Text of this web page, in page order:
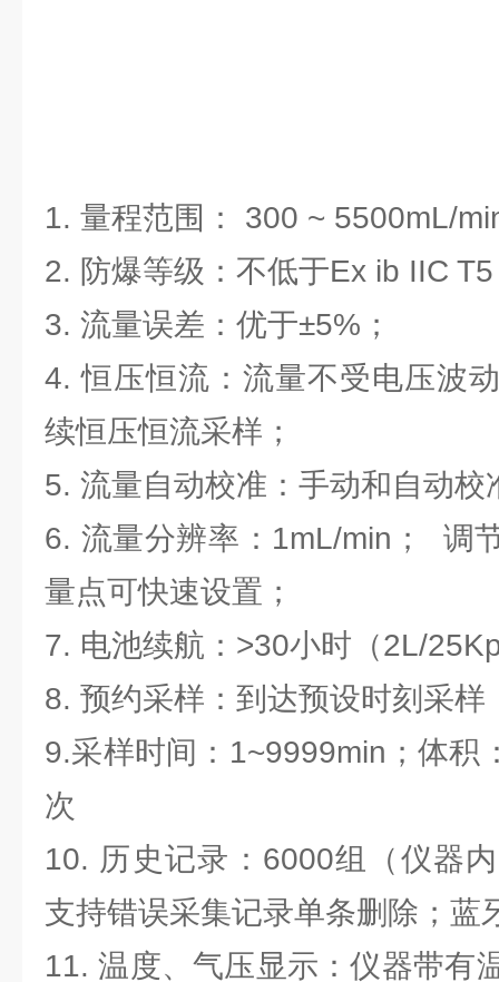
1. 量程范围： 300 ~ 5500mL/
2. 防爆等级：不低于Ex ib IIC
3. 流量误差：优于±5%；
4. 恒压恒流：流量不受电压波
续恒压恒流采样；
5. 流量自动校准：手动和自动校
6. 流量分辨率：1mL/min； 调
量点可快速设置；
7. 电池续航：>30小时（2L/
8. 预约采样：到达预设时刻采样
9.采样时间：1~9999min；体积
次
10. 历史记录：6000组（仪器
支持错误采集记录单条删除；蓝
11. 温度、气压显示：仪器带有